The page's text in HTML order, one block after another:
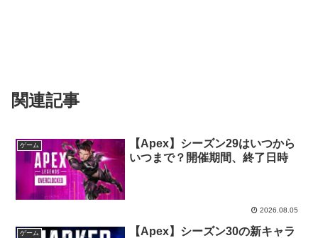
関連記事
ゲーム
【Apex】シーズン29はいつから
いつまで？開催期間、終了日時
2026.08.05
ゲーム
【Apex】シーズン30の新キャラ